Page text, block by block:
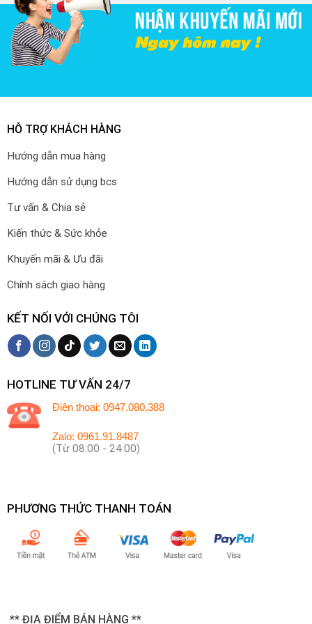
HỖ TRỢ KHÁCH HÀNG
Hướng dẫn mua hàng
Hướng dẫn sử dụng bcs
Tư vấn & Chia sẻ
Kiến thức & Sức khỏe
Khuyến mãi & Ưu đãi
Chính sách giao hàng
KẾT NỐI VỚI CHÚNG TÔI
HOTLINE TƯ VẤN 24/7
Điện thoại: 0947.080.388
Zalo: 0961.91.8487
(Từ 08:00 - 24:00)
PHƯƠNG THỨC THANH TOÁN
** ĐỊA ĐIỂM BÁN HÀNG **